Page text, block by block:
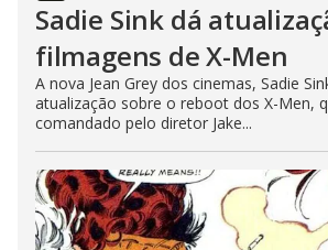
Sadie Sink dá
filmagens de X-Men
A nova Jean Grey dos cinemas, Sadie
atualização sobre o reboot dos X-Men,
comandado pelo diretor Jake...